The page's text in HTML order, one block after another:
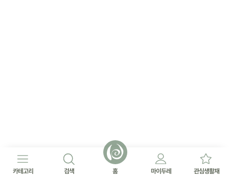
카테고리 검색 홈 마이두레 관심생활재